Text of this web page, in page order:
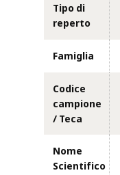
Tipo di
reperto
Famiglia
Codice
campione
/ Teca
Nome
Scientifico